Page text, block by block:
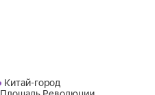
Китай-город